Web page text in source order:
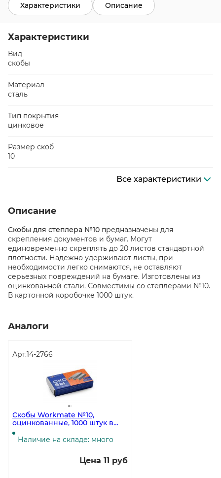
Характеристики Описание
Характеристики
Вид
скобы
Материал
сталь
Тип покрытия
цинковое
Размер скоб
10
Все характеристики
Описание
Скобы для степлера №10 предназначены для
скрепления документов и бумаг. Могут
единовременно скреплять до 20 листов стандартной
плотности. Надежно удерживают листы, при
необходимости легко снимаются, не оставляют
серьезных повреждений на бумаге. Изготовлены из
оцинкованной стали. Совместимы со степлерами №10.
В картонной коробочке 1000 штук.
Аналоги
Арт.14-2766
Скобы Workmate №10,
оцинкованные, 1000 штук в
упаковке
Наличие на складе: много
Цена 11 руб